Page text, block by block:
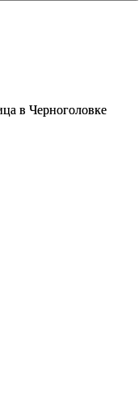
в Черноголовке